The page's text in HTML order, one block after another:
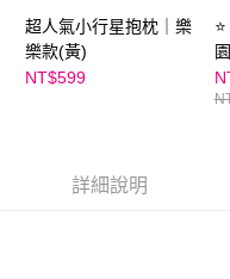
任。
４．使用「AFTEE先享後付」
時審查核予不同之上限額度；
請求用戶進行身份認證。
５．嚴禁一人註冊多個帳號或
超人氣小行星抱枕｜樂
樂款(黃)
NT$599
詳細說明